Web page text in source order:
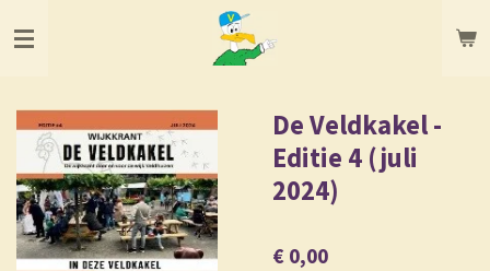
direct
hoofdinhoud
De Veldkakel -
Editie 4 (juli
2024)
€ 0,00